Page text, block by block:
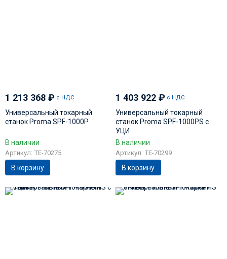
1 213 368 ₽ с НДС
Универсальный токарный
станок Proma SPF-1000P
В наличии
Артикул: TE-70275
В корзину
1 403 922₽ с НДС
Универсальный токарный
станок Proma SPF-1000PS с
УЦИ
В наличии
Артикул: TE-70299
В корзину